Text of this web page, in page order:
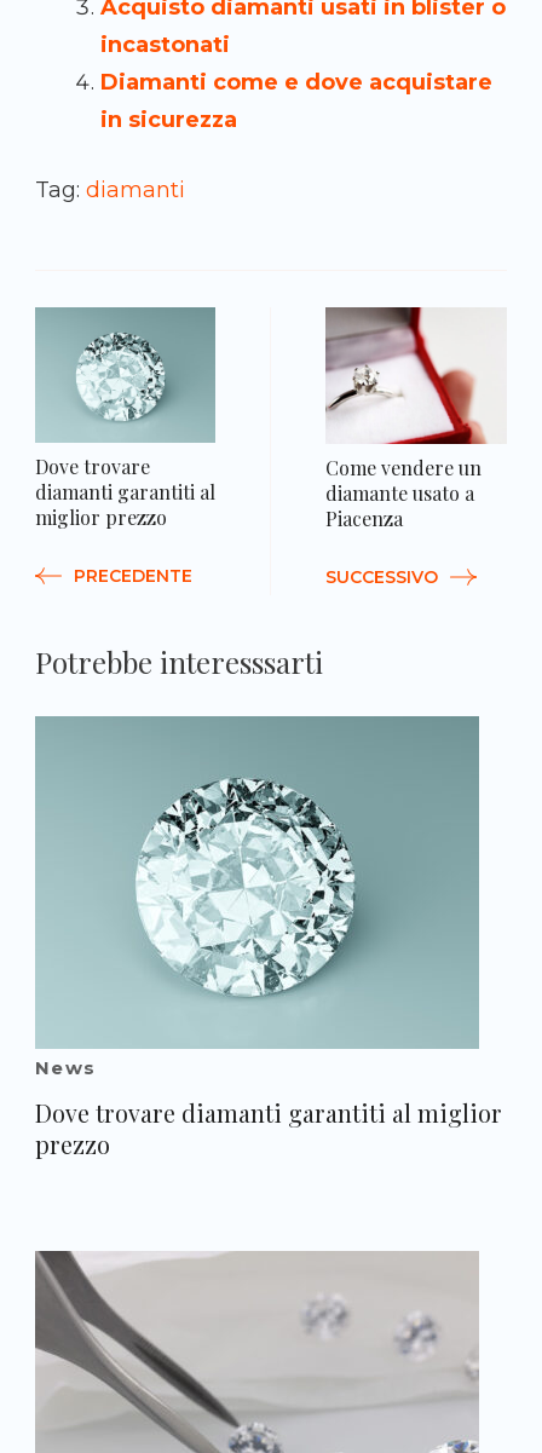
Acquisto diamanti usati in blister o
incastonati
Diamanti come e dove acquistare
in sicurezza
Tag: diamanti
Dove trovare
diamanti garantiti al
miglior prezzo
PRECEDENTE
Come vendere un
diamante usato a
Piacenza
SUCCESSIVO
Potrebbe interesssarti
News
Dove trovare diamanti garantiti al miglior
prezzo